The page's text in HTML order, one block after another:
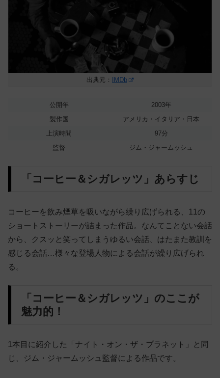
出典元： IMDb
公開年
2003年
製作国
アメリカ・イタリア・日本
上演時間
97分
監督
ジム・ジャームッシュ
「コーヒー＆シガレッツ」あらすじ
コーヒーを飲み煙草を吸いながら繰り広げられる、11の
ショートストーリーが詰まった作品。なんてことない会話
から、クスッと笑ってしまうゆるい会話、はたまた教訓を
感じる会話…様々な登場人物による会話が繰り広げられ
る。
「コーヒー＆シガレッツ」のここが
魅力的！
1本目に紹介した「ナイト・オン・ザ・プラネット」と同
じ、
ジム・ジャームッシュ監督による作品です。